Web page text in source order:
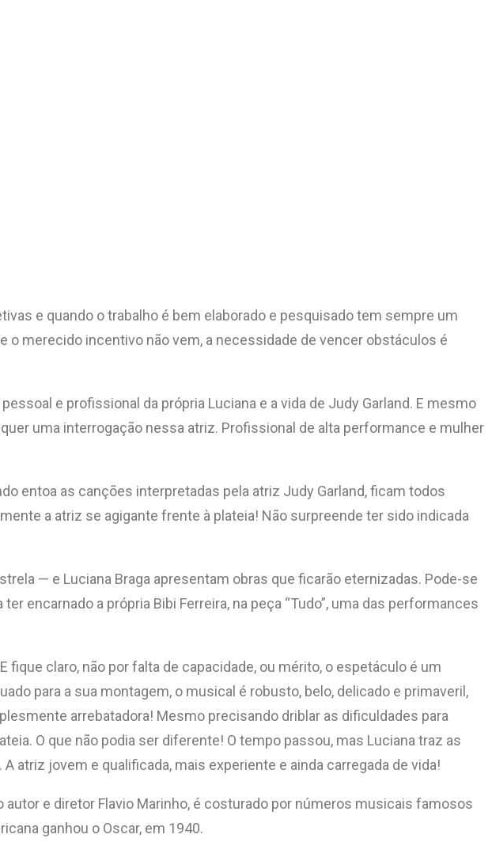
e quando o trabalho é bem elaborado e pesquisado tem sempre um
merecido incentivo não vem, a necessidade de vencer obstáculos é
e profissional da própria Luciana e a vida de Judy Garland. E mesmo
uma interrogação nessa atriz. Profissional de alta performance e mulher
entoa as canções interpretadas pela atriz Judy Garland, ficam todos
a atriz se agigante frente à plateia! Não surpreende ter sido indicada
— e Luciana Braga apresentam obras que ficarão eternizadas. Pode-se
encarnado a própria Bibi Ferreira, na peça “Tudo”, uma das performances
claro, não por falta de capacidade, ou mérito, o espetáculo é um
para a sua montagem, o musical é robusto, belo, delicado e primaveril,
arrebatadora! Mesmo precisando driblar as dificuldades para
O que não podia ser diferente! O tempo passou, mas Luciana traz as
jovem e qualificada, mais experiente e ainda carregada de vida!
e diretor Flavio Marinho, é costurado por números musicais famosos
ganhou o Oscar, em 1940.